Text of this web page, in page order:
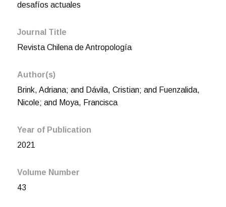
desafíos actuales
Journal Title
Revista Chilena de Antropología
Author(s)
Brink, Adriana; and Dávila, Cristian; and Fuenzalida,
Nicole; and Moya, Francisca
Year of Publication
2021
Volume Number
43